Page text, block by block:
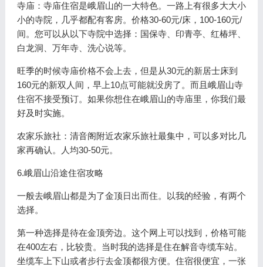
寺庙：寺庙住宿是峨眉山的一大特色。一路上有很多大大小
小的寺院，几乎都配有客房。价格30-60元/床，100-160元/
间。您可以从以下寺院中选择：国保寺、印青亭、红椿坪、
白龙洞、万年寺、洗心说等。
旺季的时候寺庙价格不会上去，但是从30元的新居士床到
160元的新双人间，早上10点可能就没房了。而且峨眉山寺
住宿不接受预订。如果你想住在峨眉山的寺庙里，你我们最
好及时实施。
农家乐旅社：清音阁附近农家乐旅社最集中，可以多对比几
家再确认。人均30-50元。
6.峨眉山沿途住宿攻略
一般去峨眉山都是为了金顶日出而住。以我的经验，有两个
选择。
第一种选择是待在金顶旁边。这个网上可以找到，价格可能
在400左右，比较贵。当时我的选择是住在解音寺缆车站。
坐缆车上下山或者步行去金顶都很方便。住宿很便宜，一张